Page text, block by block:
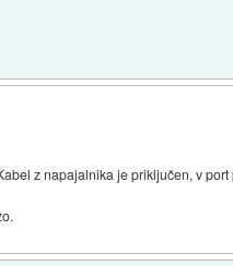
z napajalnika je priključen, v